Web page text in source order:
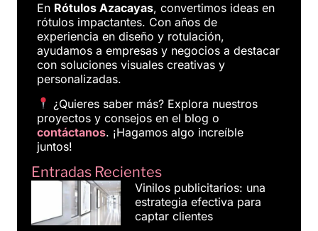
En Rótulos Azacayas, convertimos ideas en
rótulos impactantes. Con años de
experiencia en diseño y rotulación,
ayudamos a empresas y negocios a destacar
con soluciones visuales creativas y
personalizadas.
¿Quieres saber más? Explora nuestros
proyectos y consejos en el blog o
contáctanos. ¡Hagamos algo increíble
juntos!
Entradas Recientes
Vinilos publicitarios: una
estrategia efectiva para
captar clientes